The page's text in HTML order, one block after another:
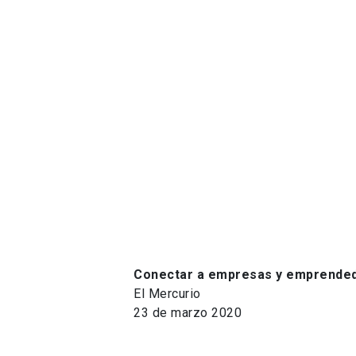
Conectar a empresas y
El Mercurio
23 de marzo 2020